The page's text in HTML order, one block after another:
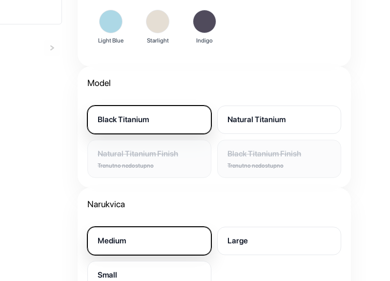
Light Blue Starlight Indigo
Model
Black Titanium Natural Titanium
Natural Titanium Finish
Trenutno nedostupno
Black Titanium Finish
Trenutno nedostupno
Narukvica
Medium Large
Small